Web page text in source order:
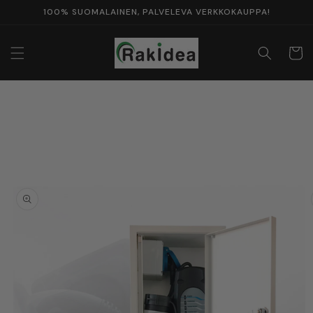
100% SUOMALAINEN, PALVELEVA VERKKOKAUPPA!